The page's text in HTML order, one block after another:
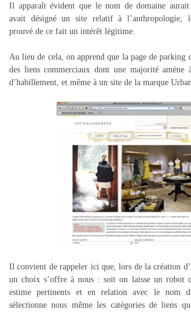
Il apparaît évident que le nom de domaine aurait
avait désigné un site relatif à l’anthropologie,
prouvé de ce fait un intérêt légitime.
Au lieu de cela, on apprend que la page de parking
des liens commerciaux dont une majorité amène
d’habillement, et même à un site de la marque
Il convient de rappeler ici que, lors de la création
un choix s’offre à nous : soit on laisse un robot
estime pertinents et en relation avec le nom
sélectionne nous même les catégories de liens